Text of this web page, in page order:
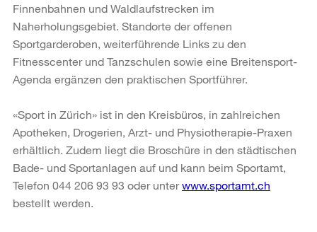
Finnenbahnen und Waldlaufstrecken im
Naherholungsgebiet. Standorte der offenen
Sportgarderoben, weiterführende Links zu den
Fitnesscenter und Tanzschulen sowie eine Breitensport-
Agenda ergänzen den praktischen Sportführer.
«Sport in Zürich» ist in den Kreisbüros, in zahlreichen
Apotheken, Drogerien, Arzt- und Physiotherapie-Praxen
erhältlich. Zudem liegt die Broschüre in den städtischen
Bade- und Sportanlagen auf und kann beim Sportamt,
Telefon 044 206 93 93 oder unterwww.sportamt.ch
bestellt werden.